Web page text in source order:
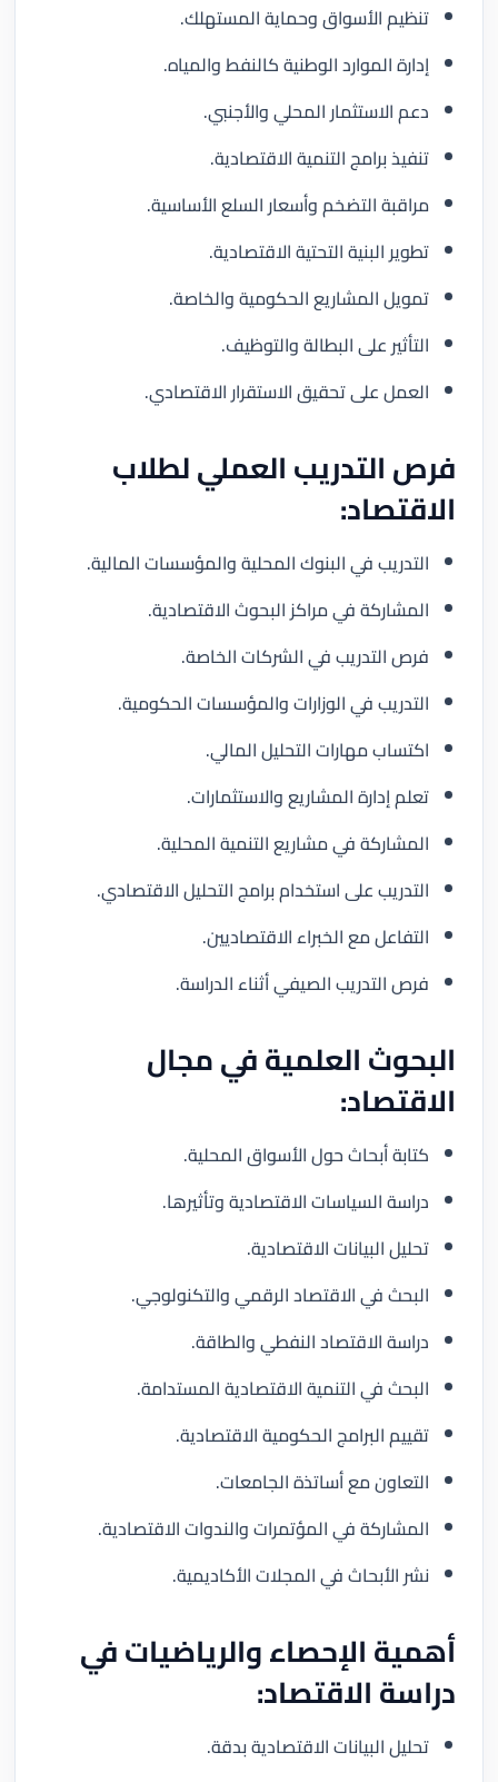
تنظيم الأسواق وحماية المستهلك.
إدارة الموارد الوطنية كالنفط والمياه.
دعم الاستثمار المحلي والأجنبي.
تنفيذ برامج التنمية الاقتصادية.
مراقبة التضخم وأسعار السلع الأساسية.
تطوير البنية التحتية الاقتصادية.
تمويل المشاريع الحكومية والخاصة.
التأثير على البطالة والتوظيف.
العمل على تحقيق الاستقرار الاقتصادي.
فرص التدريب العملي لطلاب
الاقتصاد:
التدريب في البنوك المحلية والمؤسسات المالية.
المشاركة في مراكز البحوث الاقتصادية.
فرص التدريب في الشركات الخاصة.
التدريب في الوزارات والمؤسسات الحكومية.
اكتساب مهارات التحليل المالي.
تعلم إدارة المشاريع والاستثمارات.
المشاركة في مشاريع التنمية المحلية.
التدريب على استخدام برامج التحليل الاقتصادي.
التفاعل مع الخبراء الاقتصاديين.
فرص التدريب الصيفي أثناء الدراسة.
البحوث العلمية في مجال
الاقتصاد:
كتابة أبحاث حول الأسواق المحلية.
دراسة السياسات الاقتصادية وتأثيرها.
تحليل البيانات الاقتصادية.
البحث في الاقتصاد الرقمي والتكنولوجي.
دراسة الاقتصاد النفطي والطاقة.
البحث في التنمية الاقتصادية المستدامة.
تقييم البرامج الحكومية الاقتصادية.
التعاون مع أساتذة الجامعات.
المشاركة في المؤتمرات والندوات الاقتصادية.
نشر الأبحاث في المجلات الأكاديمية.
أهمية الإحصاء والرياضيات في
دراسة الاقتصاد:
تحليل البيانات الاقتصادية بدقة.